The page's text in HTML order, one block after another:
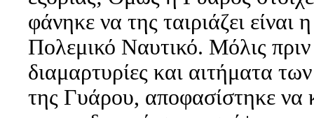
φάνηκε να της ταιριάζει
Πολεμικό Ναυτικό. Μόλις
διαμαρτυρίες και αιτήματα
της Γυάρου, αποφασίστηκε να